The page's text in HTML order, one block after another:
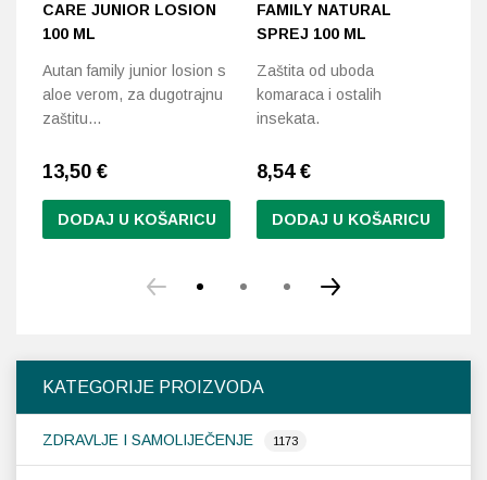
KATEGORIJE PROIZVODA
ZDRAVLJE I SAMOLIJEČENJE 1173
CARE JUNIOR LOSION
100 ML
Autan family junior losion s
aloe verom, za dugotrajnu
zaštitu…
13,50 €
DODAJ U KOŠARICU
FAMILY NATURAL
SPREJ 100 ML
Zaštita od uboda
komaraca i ostalih
insekata.
8,54 €
DODAJ U KOŠARICU